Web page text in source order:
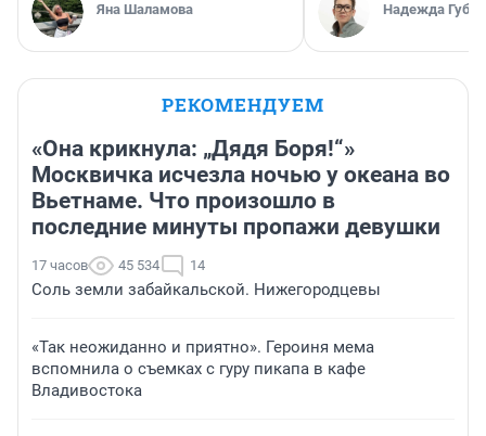
Яна Шаламова Надежда
РЕКОМЕНДУЕМ
«Она крикнула: „Дядя Боря!“»
Москвичка исчезла ночью у океана во
Вьетнаме. Что произошло в
последние минуты пропажи девушки
17 часов 45 534 14
Соль земли забайкальской. Нижегородцевы
«Так неожиданно и приятно». Героиня мема
вспомнила о съемках с гуру пикапа в кафе
Владивостока